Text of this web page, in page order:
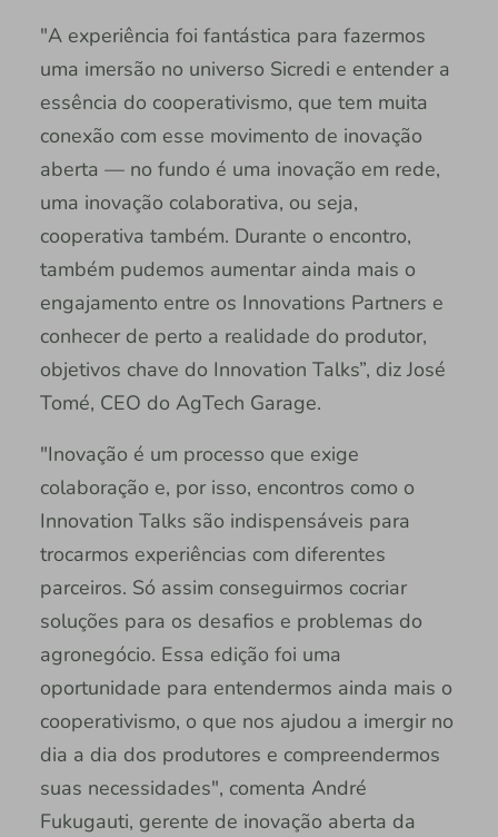
"A experiência foi fantástica para fazermos
uma imersão no universo Sicredi e entender a
essência do cooperativismo, que tem muita
conexão com esse movimento de inovação
aberta — no fundo é uma inovação em rede,
uma inovação colaborativa, ou seja,
cooperativa também. Durante o encontro,
também pudemos aumentar ainda mais o
engajamento entre os Innovations Partners e
conhecer de perto a realidade do produtor,
objetivos chave do Innovation Talks”, diz José
Tomé, CEO do AgTech Garage.
"Inovação é um processo que exige
colaboração e, por isso, encontros como o
Innovation Talks são indispensáveis para
trocarmos experiências com diferentes
parceiros. Só assim conseguirmos cocriar
soluções para os desafios e problemas do
agronegócio. Essa edição foi uma
oportunidade para entendermos ainda mais o
cooperativismo, o que nos ajudou a imergir no
dia a dia dos produtores e compreendermos
suas necessidades", comenta André
Fukugauti, gerente de inovação aberta da